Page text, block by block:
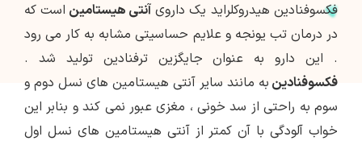
فکسوفنادین هیدروکلراید یک دارویآنتی هیستامین است که
در درمان تب یونجه و علایم حساسیتی مشابه به کار می رود
. این دارو به عنوان جایگزین ترفنادین تولید شد .
فکسوفنادین به مانند سایر آنتی هیستامین های نسل دوم و
سوم به راحتی از سد خونی ، مغزی عبور نمی کند و بنابر این
خواب آلودگی با آن کمتر از آنتی هیستامین های نسل اول